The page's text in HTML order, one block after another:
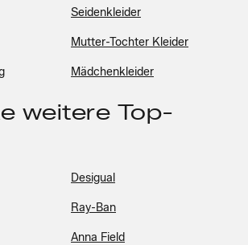
Seidenkleider
Mutter-Tochter Kleider
Mädchenkleider
weitere Top-
Desigual
Ray-Ban
Anna Field